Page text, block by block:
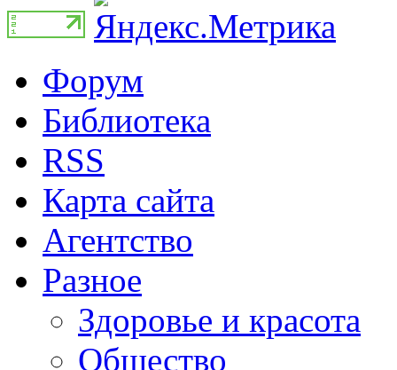
Форум
Библиотека
RSS
Карта сайта
Агентство
Разное
Здоровье и красота
Общество